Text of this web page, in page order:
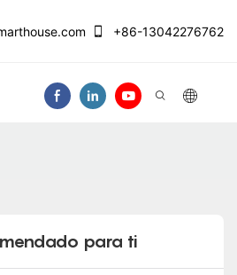
+86-13042276762
Contáctenos Video
para ti